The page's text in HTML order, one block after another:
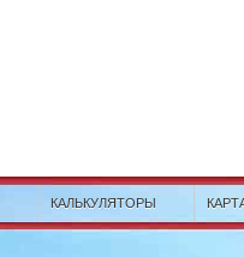
КАЛЬКУЛЯТОРЫ